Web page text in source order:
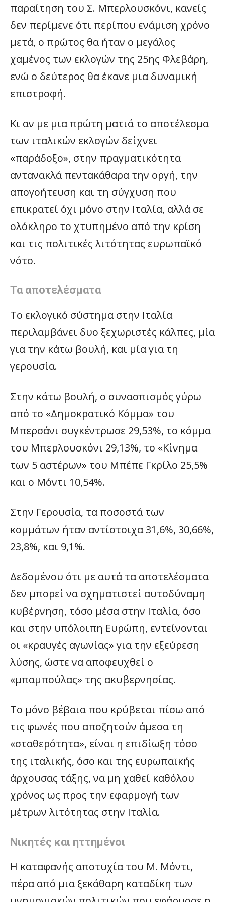
παραίτηση του Σ. Μπερλουσκόνι, κανείς
δεν περίμενε ότι περίπου ενάμιση χρόνο
μετά, ο πρώτος θα ήταν ο μεγάλος
χαμένος των εκλογών της 25ης Φλεβάρη,
ενώ ο δεύτερος θα έκανε μια δυναμική
επιστροφή.
Κι αν με μια πρώτη ματιά το αποτέλεσμα
των ιταλικών εκλογών δείχνει
«παράδοξο», στην πραγματικότητα
αντανακλά πεντακάθαρα την οργή, την
απογοήτευση και τη σύγχυση που
επικρατεί όχι μόνο στην Ιταλία, αλλά σε
ολόκληρο το χτυπημένο από την κρίση
και τις πολιτικές λιτότητας ευρωπαϊκό
νότο.
Τα αποτελέσματα
Το εκλογικό σύστημα στην Ιταλία
περιλαμβάνει δυο ξεχωριστές κάλπες, μία
για την κάτω βουλή, και μία για τη
γερουσία.
Στην κάτω βουλή, ο συνασπισμός γύρω
από το «Δημοκρατικό Κόμμα» του
Μπερσάνι συγκέντρωσε 29,53%, το κόμμα
του Μπερλουσκόνι 29,13%, το «Κίνημα
των 5 αστέρων» του Μπέπε Γκρίλο 25,5%
και ο Μόντι 10,54%.
Στην Γερουσία, τα ποσοστά των
κομμάτων ήταν αντίστοιχα 31,6%, 30,66%,
23,8%, και 9,1%.
Δεδομένου ότι με αυτά τα αποτελέσματα
δεν μπορεί να σχηματιστεί αυτοδύναμη
κυβέρνηση, τόσο μέσα στην Ιταλία, όσο
και στην υπόλοιπη Ευρώπη, εντείνονται
οι «κραυγές αγωνίας» για την εξεύρεση
λύσης, ώστε να αποφευχθεί ο
«μπαμπούλας» της ακυβερνησίας.
Το μόνο βέβαια που κρύβεται πίσω από
τις φωνές που αποζητούν άμεσα τη
«σταθερότητα», είναι η επιδίωξη τόσο
της ιταλικής, όσο και της ευρωπαϊκής
άρχουσας τάξης, να μη χαθεί καθόλου
χρόνος ως προς την εφαρμογή των
μέτρων λιτότητας στην Ιταλία.
Νικητές και ηττημένοι
Η καταφανής αποτυχία του Μ. Μόντι,
πέρα από μια ξεκάθαρη καταδίκη των